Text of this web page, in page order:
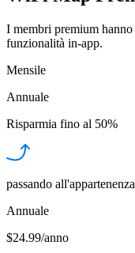
I membri premium
funzionalità in-app.
Mensile
Annuale
Risparmia fino al 50%
passando
Annuale
$24.99/anno